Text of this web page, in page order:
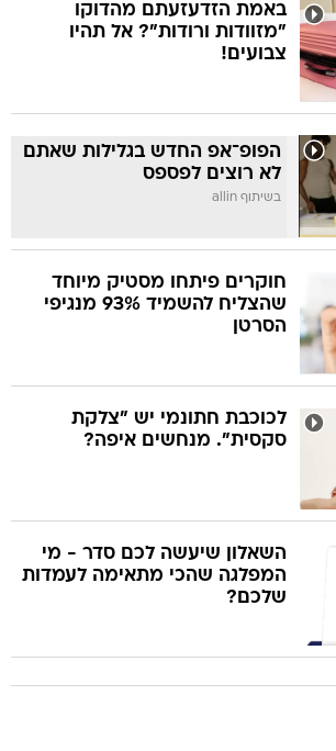
באמת הזדעזעתם מהדוקו
"מזוודות ורודות"? אל תהיו
צבועים!
הפופ־אפ החדש בגלילות שאתם
לא רוצים לפספס
בשיתוף allin
חוקרים פיתחו מסטיק מיוחד
שהצליח להשמיד 93% מנגיפי
הסרטן
לכוכבת חתונמי יש "צלקת
סקסית". מנחשים איפה?
השאלון שיעשה לכם סדר - מי
המפלגה שהכי מתאימה לעמדות
שלכם?